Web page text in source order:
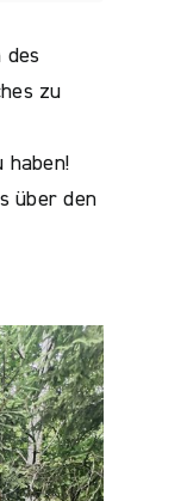
des
zu
haben!
über den